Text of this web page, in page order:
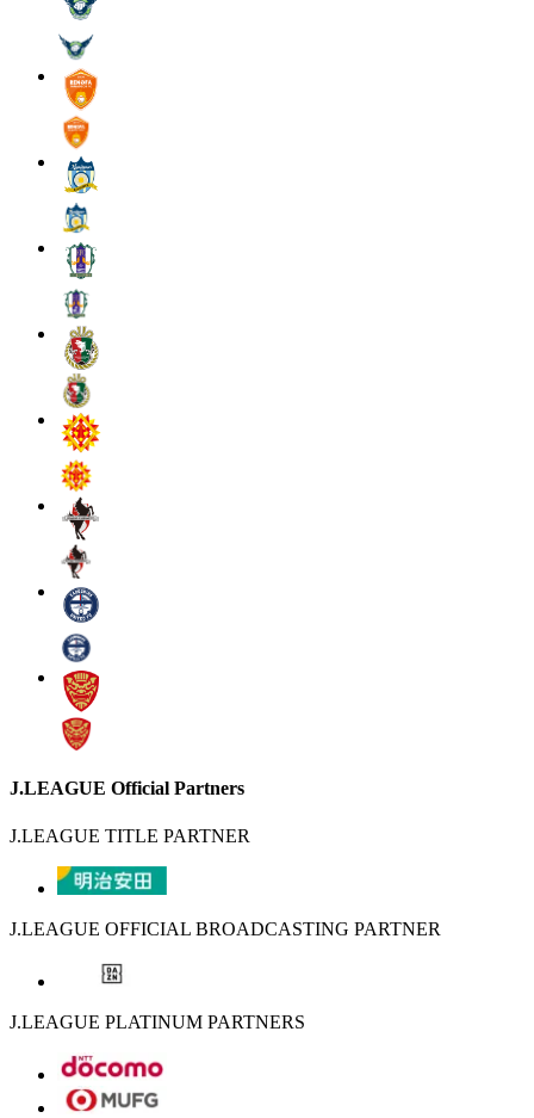
J.LEAGUE Official Partners
J.LEAGUE TITLE PARTNER
J.LEAGUE OFFICIAL BROADCASTING PARTNER
J.LEAGUE PLATINUM PARTNERS